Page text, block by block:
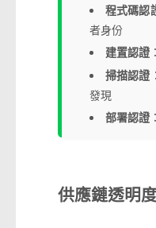
程式碼認
者身份
建置認證
掃描認證
發現
部署認證
供應鏈透明